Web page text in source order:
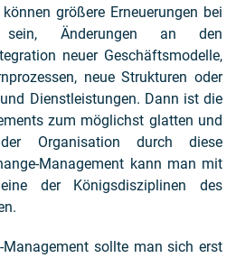
größere Erneuerungen bei
sein, Änderungen an den
neuer Geschäftsmodelle,
neue Strukturen oder
Dienstleistungen. Dann ist die
zum möglichst glatten und
Organisation durch diese
Management kann man mit
der Königsdisziplinen des
sollte man sich erst